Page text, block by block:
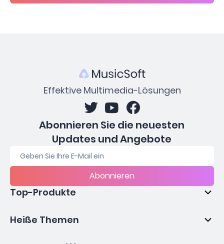
Effektive Multimedia-Lösungen
Abonnieren Sie die neuesten
Updates und Angebote
Abonnieren
Top-Produkte
Heiße Themen